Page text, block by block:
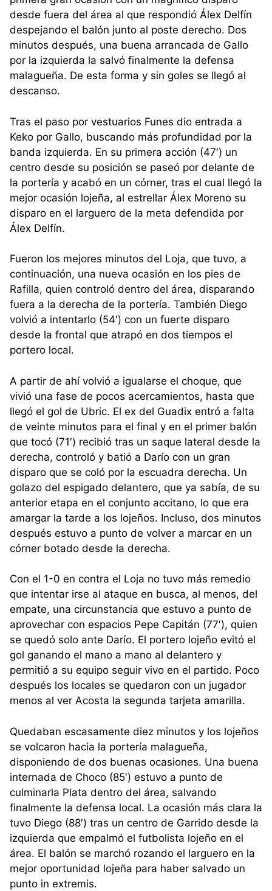
desde fuera del área al que respondió Álex Delfín
despejando el balón junto al poste derecho. Dos
minutos después, una buena arrancada de Gallo
por la izquierda la salvó finalmente la defensa
malagueña. De esta forma y sin goles se llegó al
descanso.
Tras el paso por vestuarios Funes dio entrada a
Keko por Gallo, buscando más profundidad por la
banda izquierda. En su primera acción (47′) un
centro desde su posición se paseó por delante de
la portería y acabó en un córner, tras el cual llegó la
mejor ocasión lojeña, al estrellar Álex Moreno su
disparo en el larguero de la meta defendida por
Álex Delfín.
Fueron los mejores minutos del Loja, que tuvo, a
continuación, una nueva ocasión en los pies de
Rafilla, quien controló dentro del área, disparando
fuera a la derecha de la portería. También Diego
volvió a intentarlo (54′) con un fuerte disparo
desde la frontal que atrapó en dos tiempos el
portero local.
A partir de ahí volvió a igualarse el choque, que
vivió una fase de pocos acercamientos, hasta que
llegó el gol de Ubric. El ex del Guadix entró a falta
de veinte minutos para el final y en el primer balón
que tocó (71′) recibió tras un saque lateral desde la
derecha, controló y batió a Darío con un gran
disparo que se coló por la escuadra derecha. Un
golazo del espigado delantero, que ya sabía, de su
anterior etapa en el conjunto accitano, lo que era
amargar la tarde a los lojeños. Incluso, dos minutos
después estuvo a punto de volver a marcar en un
córner botado desde la derecha.
Con el 1-0 en contra el Loja no tuvo más remedio
que intentar irse al ataque en busca, al menos, del
empate, una circunstancia que estuvo a punto de
aprovechar con espacios Pepe Capitán (77′), quien
se quedó solo ante Darío. El portero lojeño evitó el
gol ganando el mano a mano al delantero y
permitió a su equipo seguir vivo en el partido. Poco
después los locales se quedaron con un jugador
menos al ver Acosta la segunda tarjeta amarilla.
Quedaban escasamente diez minutos y los lojeños
se volcaron hacia la portería malagueña,
disponiendo de dos buenas ocasiones. Una buena
internada de Choco (85′) estuvo a punto de
culminarla Plata dentro del área, salvando
finalmente la defensa local. La ocasión más clara la
tuvo Diego (88′) tras un centro de Garrido desde la
izquierda que empalmó el futbolista lojeño en el
área. El balón se marchó rozando el larguero en la
mejor oportunidad lojeña para haber salvado un
punto in extremis.